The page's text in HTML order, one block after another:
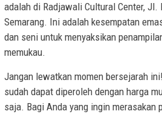
adalah di Radjawali Cultural Center, Jl.
Semarang. Ini adalah kesempatan
dan seni untuk menyaksikan
memukau.
Jangan lewatkan momen bersejarah
sudah dapat diperoleh dengan harga
saja. Bagi Anda yang ingin merasakan